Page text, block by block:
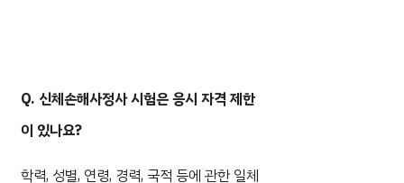
Q. 신체손해사정사 시험은 응시 자격 제한
이 있나요?
학력, 성별, 연령, 경력, 국적 등에 관한 일체